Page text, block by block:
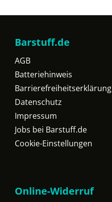
Barstuff.de
AGB
Batteriehinweis
Barrierefreiheitserklärung
Datenschutz
Impressum
Jobs bei Barstuff.de
Cookie-Einstellungen
Online-Widerruf